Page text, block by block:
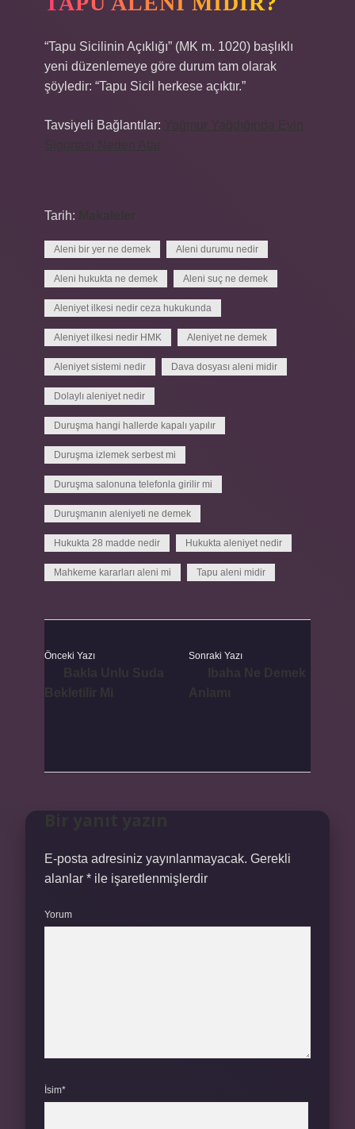
“Tapu Sicilinin Açıklığı” (MK m. 1020) başlıklı
yeni düzenlemeye göre durum tam olarak
şöyledir: “Tapu Sicil herkese açıktır.”
Tavsiyeli Bağlantılar:
Tarih:
Aleni bir yer ne demek Aleni durumu nedir
Aleni hukukta ne demek Aleni suç ne demek
Aleniyet ilkesi nedir ceza hukukunda
Aleniyet ilkesi nedir HMK Aleniyet ne demek
Aleniyet sistemi nedir Dava dosyası aleni midir
Dolaylı aleniyet nedir
Duruşma hangi hallerde kapalı yapılır
Duruşma izlemek serbest mi
Duruşma salonuna telefonla girilir mi
Duruşmanın aleniyeti ne demek
Hukukta 28 madde nedir Hukukta aleniyet nedir
Mahkeme kararları aleni mi Tapu aleni midir
Önceki Yazı Sonraki Yazı
E-posta adresiniz yayınlanmayacak. Gerekli
alanlar * ile işaretlenmişlerdir
Yorum
İsim*